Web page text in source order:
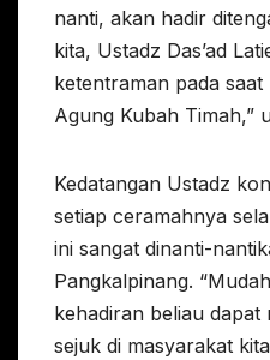
nanti, akan hadir
kita, Ustadz Das’ad
ketentraman pada saat
Agung Kubah Timah,”
Kedatangan Ustadz
setiap ceramahnya
ini sangat dinanti-
Pangkalpinang.
kehadiran beliau
sejuk di masyarakat